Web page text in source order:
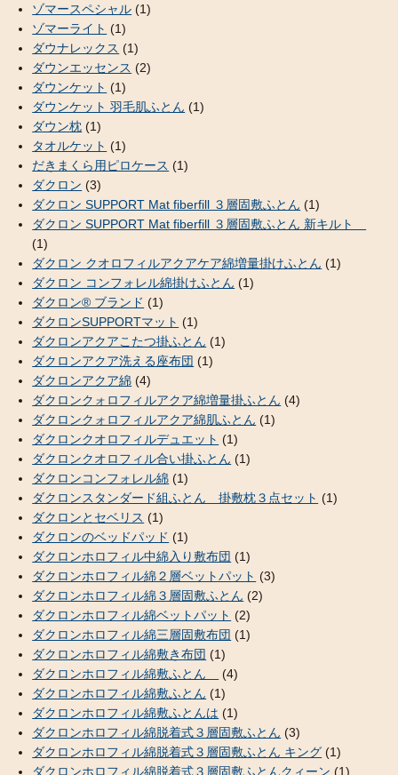
ゾマースペシャル (1)
ゾマーライト (1)
ダウナレックス (1)
ダウンエッセンス (2)
ダウンケット (1)
ダウンケット 羽毛肌ふとん (1)
ダウン枕 (1)
タオルケット (1)
だきまくら用ピロケース (1)
ダクロン (3)
ダクロン SUPPORT Mat fiberfill ３層固敷ふとん (1)
ダクロン SUPPORT Mat fiberfill ３層固敷ふとん 新キルト
(1)
ダクロン クオロフィルアクアケア綿増量掛けふとん (1)
ダクロン コンフォレル綿掛けふとん (1)
ダクロン® ブランド (1)
ダクロンSUPPORTマット (1)
ダクロンアクアこたつ掛ふとん (1)
ダクロンアクア洗える座布団 (1)
ダクロンアクア綿 (4)
ダクロンクォロフィルアクア綿増量掛ふとん (4)
ダクロンクォロフィルアクア綿肌ふとん (1)
ダクロンクオロフィルデュエット (1)
ダクロンクオロフィル合い掛ふとん (1)
ダクロンコンフォレル綿 (1)
ダクロンスタンダード組ふとん 掛敷枕３点セット (1)
ダクロンとセベリス (1)
ダクロンのベッドパッド (1)
ダクロンホロフィル中綿入り敷布団 (1)
ダクロンホロフィル綿２層ベットパット (3)
ダクロンホロフィル綿３層固敷ふとん (2)
ダクロンホロフィル綿ベットパット (2)
ダクロンホロフィル綿三層固敷布団 (1)
ダクロンホロフィル綿敷き布団 (1)
ダクロンホロフィル綿敷ふとん
(4)
ダクロンホロフィル綿敷ふとん (1)
ダクロンホロフィル綿敷ふとんは (1)
ダクロンホロフィル綿脱着式３層固敷ふとん (3)
ダクロンホロフィル綿脱着式３層固敷ふとん キング (1)
ダクロンホロフィル綿脱着式３層固敷ふとんクィーン (1)